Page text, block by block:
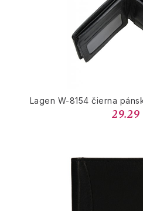
Lagen W-8154 čierna
29.29